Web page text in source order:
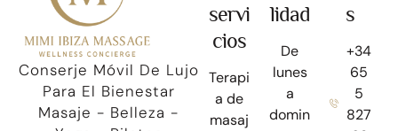
Conserje Móvil De Lujo
Para El Bienestar
Masaje - Belleza -
servi
cios
Terapi
a de
masaj
lidad
De
lunes
a
domin
s
+34
65
5
827